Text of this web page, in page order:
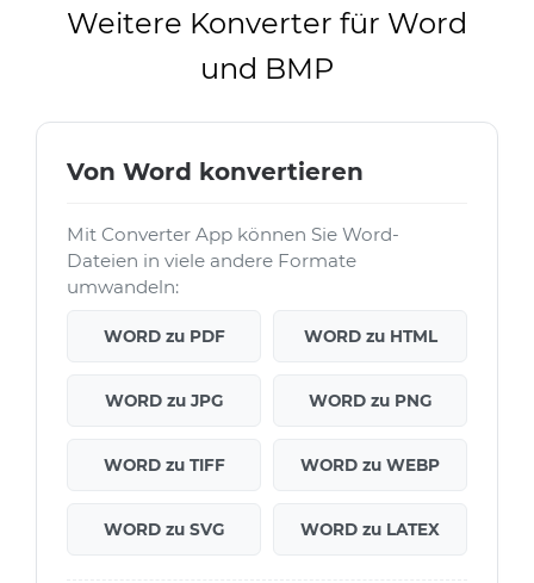
Weitere Konverter für Word
und BMP
Von Word konvertieren
Mit Converter App können Sie Word-
Dateien in viele andere Formate
umwandeln:
WORD zu PDF WORD zu HTML
WORD zu JPG WORD zu PNG
WORD zu TIFF WORD zu WEBP
WORD zu SVG WORD zu LATEX